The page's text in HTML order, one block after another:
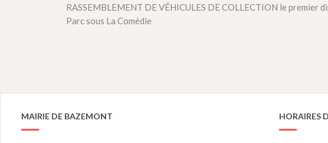
RASSEMBLEMENT DE VÉHICULES DE COLLECTION le premier
Parc sous La Comédie
MAIRIE DE BAZEMONT HORAIRES